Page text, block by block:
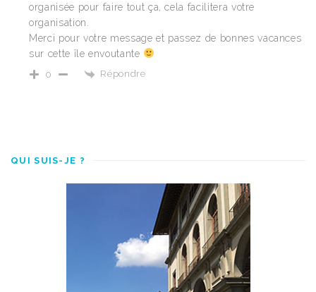
organisée pour faire tout ça, cela facilitera votre
organisation.
Merci pour votre message et passez de bonnes vacances
sur cette île envoutante
0 Répondre
QUI SUIS-JE ?